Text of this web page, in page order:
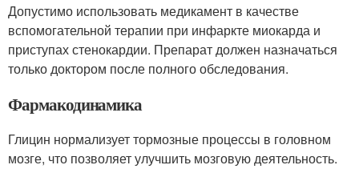
Допустимо использовать медикамент в качестве
вспомогательной терапии при инфаркте миокарда и
приступах стенокардии. Препарат должен назначаться
только доктором после полного обследования.
Фармакодинамика
Глицин нормализует тормозные процессы в головном
мозге, что позволяет улучшить мозговую деятельность.